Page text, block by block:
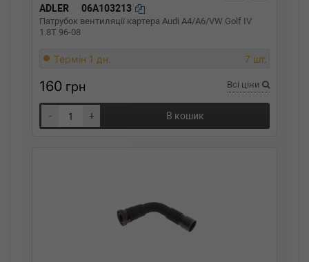
ADLER 06A103213
Патрубок вентиляції картера Audi A4/A6/VW Golf IV
1.8T 96-08
Термін 1 дн. 7 шт.
160 грн Всі ціни
- + В кошик